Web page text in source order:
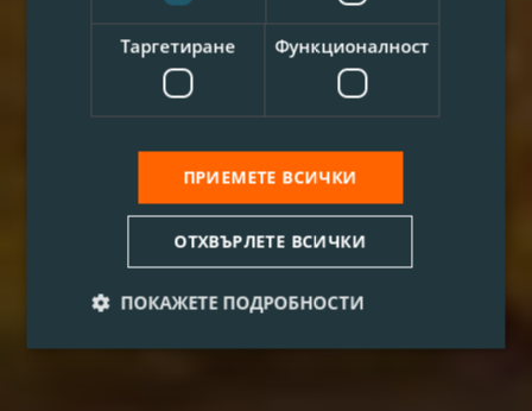
Таргетиране Функционалност
ПРИЕМЕТЕ ВСИЧКИ
ОТХВЪРЛЕТЕ ВСИЧКИ
ПОКАЖЕТЕ ПОДРОБНОСТИ